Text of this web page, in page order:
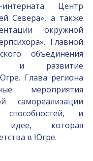
интерната Центр
Севера», а также
окружной
Главной
объединения
и развитие
Глава региона
мероприятия
самореализации
и
идее, которая
в Югре.